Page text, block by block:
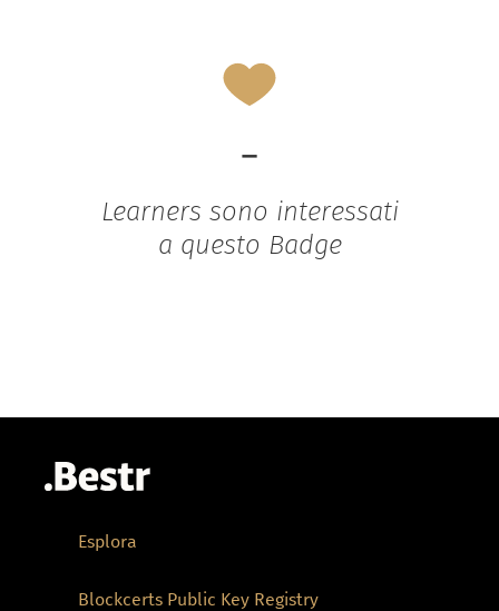
-
Learners sono interessati
a questo Badge
Esplora
Blockcerts Public Key Registry